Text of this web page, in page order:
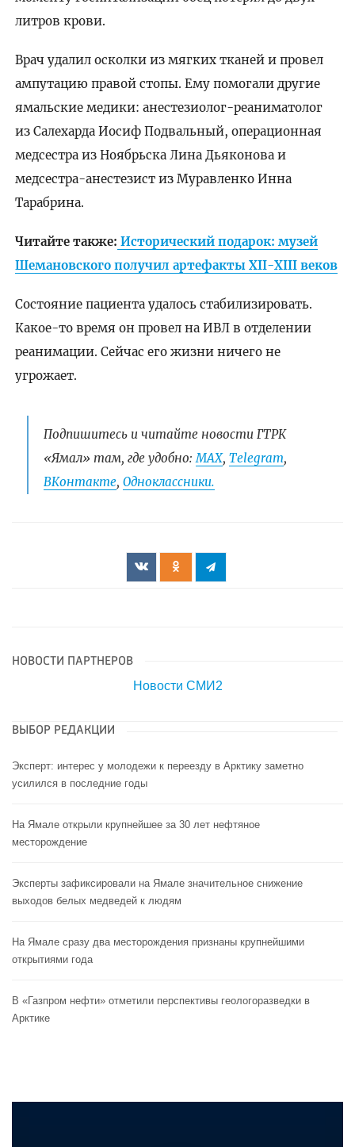
литров крови.
Врач удалил осколки из мягких тканей и провел
ампутацию правой стопы. Ему помогали другие
ямальские медики: анестезиолог-реаниматолог
из Салехарда Иосиф Подвальный, операционная
медсестра из Ноябрьска Лина Дьяконова и
медсестра-анестезист из Муравленко Инна
Тарабрина.
Читайте также: Исторический подарок: музей
Шемановского получил артефакты XII-XIII веков
Состояние пациента удалось стабилизировать.
Какое-то время он провел на ИВЛ в отделении
реанимации. Сейчас его жизни ничего не
угрожает.
Подпишитесь и читайте новости ГТРК
«Ямал» там, где удобно:МАХ, Telegram,
ВКонтакте, Одноклассники.
НОВОСТИ ПАРТНЕРОВ
Новости СМИ2
ВЫБОР РЕДАКЦИИ
Эксперт: интерес у молодежи к переезду в Арктику заметно
усилился в последние годы
На Ямале открыли крупнейшее за 30 лет нефтяное
месторождение
Эксперты зафиксировали на Ямале значительное снижение
выходов белых медведей к людям
На Ямале сразу два месторождения признаны крупнейшими
открытиями года
В «Газпром нефти» отметили перспективы геологоразведки в
Арктике